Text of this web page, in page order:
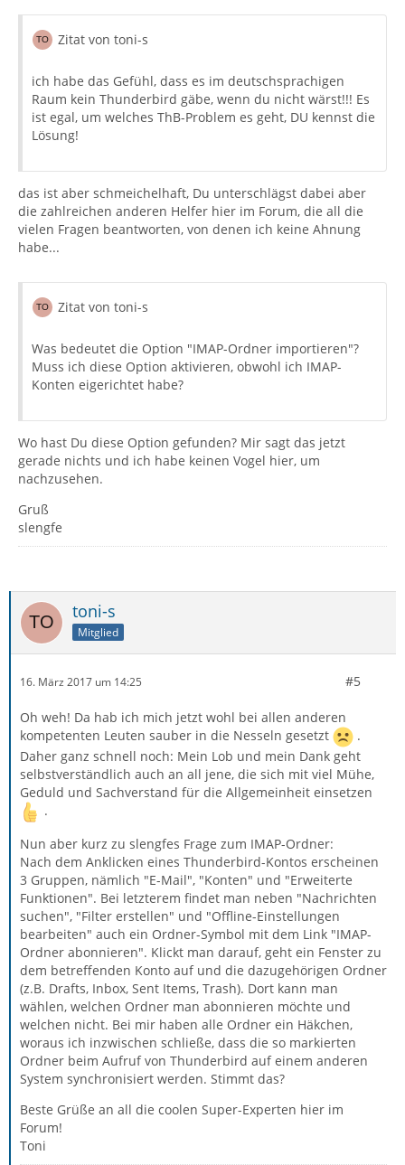
Zitat von toni-s
ich habe das Gefühl, dass es im deutschsprachigen
Raum kein Thunderbird gäbe, wenn du nicht wärst!!! Es
ist egal, um welches ThB-Problem es geht, DU kennst die
Lösung!
das ist aber schmeichelhaft, Du unterschlägst dabei aber
die zahlreichen anderen Helfer hier im Forum, die all die
vielen Fragen beantworten, von denen ich keine Ahnung
habe...
Zitat von toni-s
Was bedeutet die Option "IMAP-Ordner importieren"?
Muss ich diese Option aktivieren, obwohl ich IMAP-
Konten eigerichtet habe?
Wo hast Du diese Option gefunden? Mir sagt das jetzt
gerade nichts und ich habe keinen Vogel hier, um
nachzusehen.
Gruß
slengfe
toni-s
Mitglied
16. März 2017 um 14:25 #5
Oh weh! Da hab ich mich jetzt wohl bei allen anderen
kompetenten Leuten sauber in die Nesseln gesetzt
.
Daher ganz schnell noch: Mein Lob und mein Dank geht
selbstverständlich auch an all jene, die sich mit viel Mühe,
Geduld und Sachverstand für die Allgemeinheit einsetzen
.
Nun aber kurz zu slengfes Frage zum IMAP-Ordner:
Nach dem Anklicken eines Thunderbird-Kontos erscheinen
3 Gruppen, nämlich "E-Mail", "Konten" und "Erweiterte
Funktionen". Bei letzterem findet man neben "Nachrichten
suchen", "Filter erstellen" und "Offline-Einstellungen
bearbeiten" auch ein Ordner-Symbol mit dem Link "IMAP-
Ordner abonnieren". Klickt man darauf, geht ein Fenster zu
dem betreffenden Konto auf und die dazugehörigen Ordner
(z.B. Drafts, Inbox, Sent Items, Trash). Dort kann man
wählen, welchen Ordner man abonnieren möchte und
welchen nicht. Bei mir haben alle Ordner ein Häkchen,
woraus ich inzwischen schließe, dass die so markierten
Ordner beim Aufruf von Thunderbird auf einem anderen
System synchronisiert werden. Stimmt das?
Beste Grüße an all die coolen Super-Experten hier im
Forum!
Toni